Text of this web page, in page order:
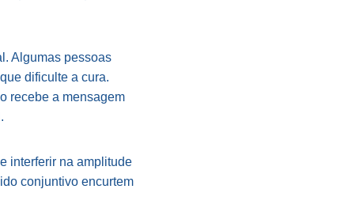
Algumas pessoas
dificulte a cura.
recebe a mensagem
interferir na amplitude
conjuntivo encurtem